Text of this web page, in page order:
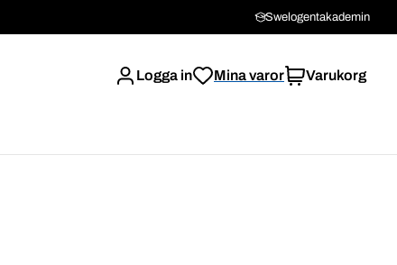
Swelogentakademin
Logga in Mina varor Varukorg